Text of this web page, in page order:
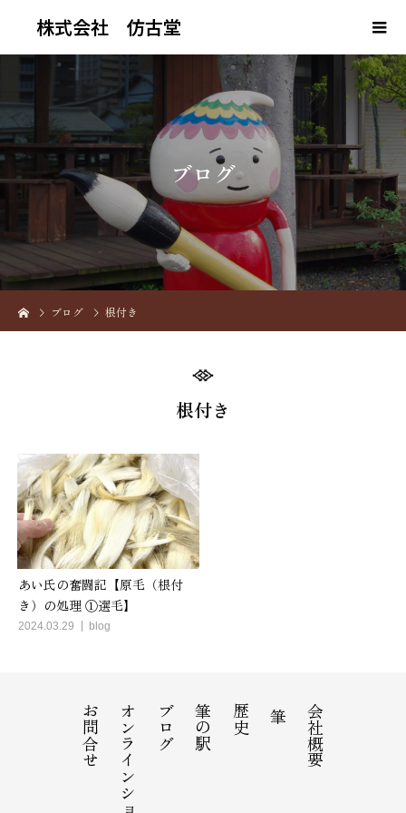
株式会社 仿古堂
ブロ グ
ブログ 根付き
根付き
あい氏の奮闘記【原毛（根付
き）の処理 ①選毛】
2024.03.29 blog
会社概要
筆
歴史
筆の駅
ブログ
オンラインショップ
お問合せ